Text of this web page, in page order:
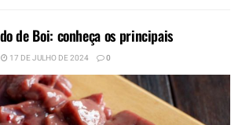
de Boi: conheça os principais
17 DE JULHO DE 2024 0